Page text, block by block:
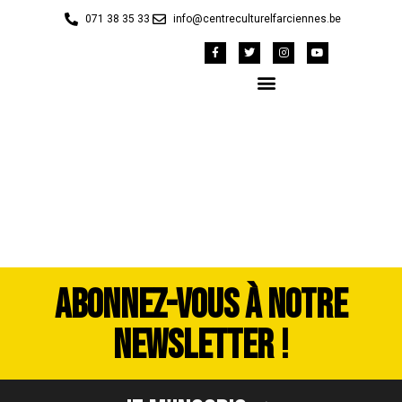
071 38 35 33 info@centreculturelfarciennes.be
ABONNEZ-VOUS À NOTRE
NEWSLETTER !